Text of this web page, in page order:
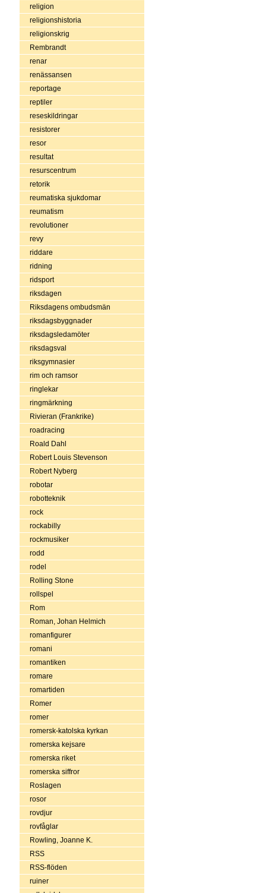
religion
religionshistoria
religionskrig
Rembrandt
renar
renässansen
reportage
reptiler
reseskildringar
resistorer
resor
resultat
resurscentrum
retorik
reumatiska sjukdomar
reumatism
revolutioner
revy
riddare
ridning
ridsport
riksdagen
Riksdagens ombudsmän
riksdagsbyggnader
riksdagsledamöter
riksdagsval
riksgymnasier
rim och ramsor
ringlekar
ringmärkning
Rivieran (Frankrike)
roadracing
Roald Dahl
Robert Louis Stevenson
Robert Nyberg
robotar
robotteknik
rock
rockabilly
rockmusiker
rodd
rodel
Rolling Stone
rollspel
Rom
Roman, Johan Helmich
romanfigurer
romani
romantiken
romare
romartiden
Romer
romer
romersk-katolska kyrkan
romerska kejsare
romerska riket
romerska siffror
Roslagen
rosor
rovdjur
rovfåglar
Rowling, Joanne K.
RSS
RSS-flöden
ruiner